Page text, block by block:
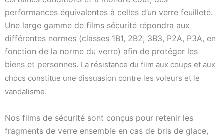
performances équivalentes à celles d’un verre feuilleté.
Une large gamme de films sécurité répondra aux
différentes normes (classes 1B1, 2B2, 3B3, P2A, P3A, en
fonction de la norme du verre) afin de protéger les
biens et personnes. La résistance du film aux coups et aux
chocs constitue une dissuasion contre les voleurs et le
vandalisme.
Nos films de sécurité sont conçus pour retenir les
fragments de verre ensemble en cas de bris de glace,